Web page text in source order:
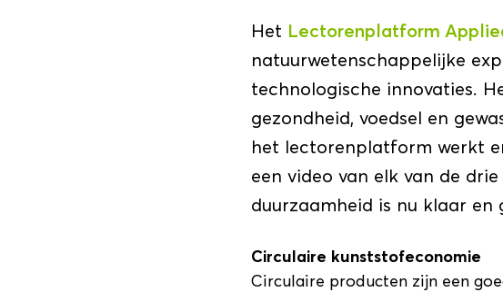
Het Lectorenplatform
natuurwetenschappelijke
technologische innovaties.
gezondheid, voedsel en
het lectorenplatform werkt
een video van elk van de
duurzaamheid is nu klaar en
Circulaire kunststofeconomie
Circulaire producten zijn een